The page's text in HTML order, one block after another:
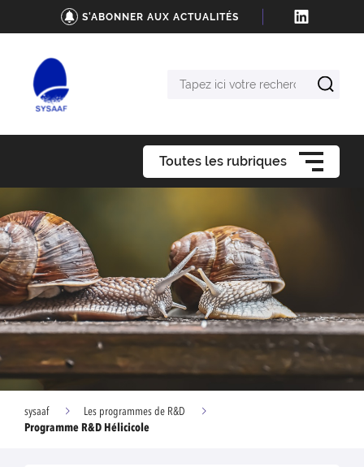
S'ABONNER AUX ACTUALITÉS
Toutes les rubriques
sysaaf
Les programmes de R&D
Programme R&D Hélicicole